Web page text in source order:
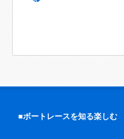
■ボートレースを知る楽しむ